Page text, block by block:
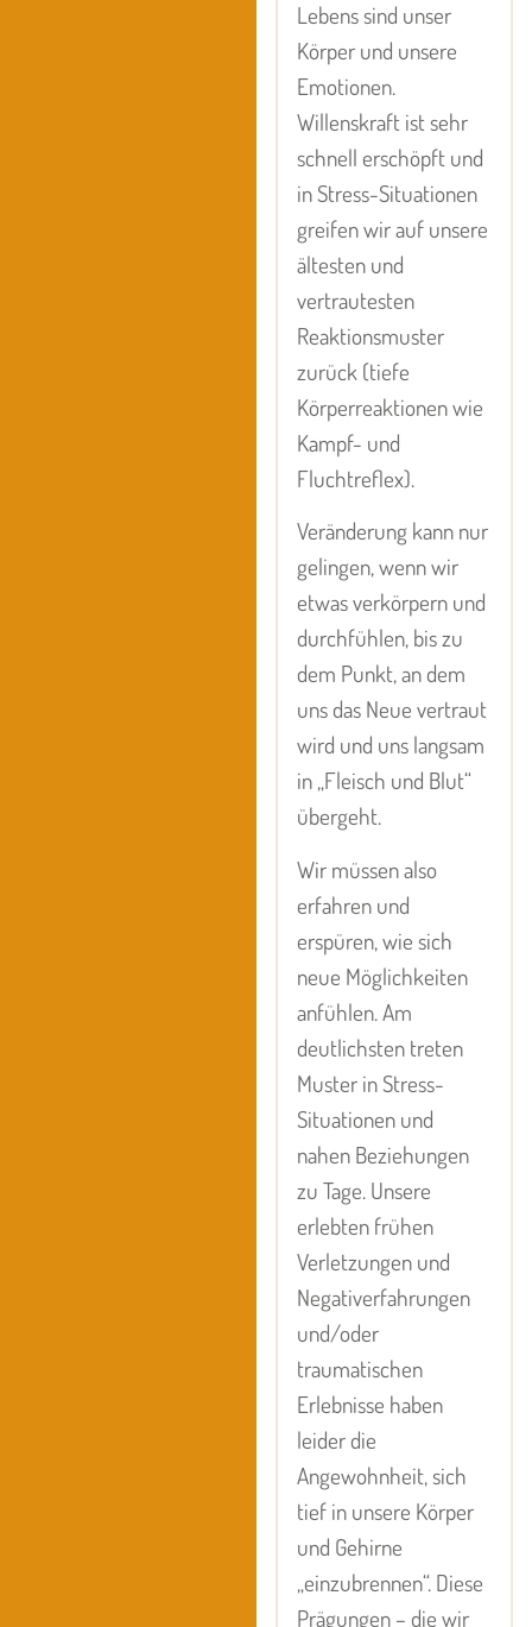
Lebens sind unser
Körper und unsere
Emotionen.
Willenskraft ist sehr
schnell erschöpft und
in Stress-Situationen
greifen wir auf unsere
ältesten und
vertrautesten
Reaktionsmuster
zurück (tiefe
Körperreaktionen wie
Kampf- und
Fluchtreflex).
Veränderung kann nur
gelingen, wenn wir
etwas verkörpern und
durchfühlen, bis zu
dem Punkt, an dem
uns das Neue vertraut
wird und uns langsam
in „Fleisch und Blut“
übergeht.
Wir müssen also
erfahren und
erspüren, wie sich
neue Möglichkeiten
anfühlen. Am
deutlichsten treten
Muster in Stress-
Situationen und
nahen Beziehungen
zu Tage. Unsere
erlebten frühen
Verletzungen und
Negativerfahrungen
und/oder
traumatischen
Erlebnisse haben
leider die
Angewohnheit, sich
tief in unsere Körper
und Gehirne
„einzubrennen“. Diese
Prägungen – die wir